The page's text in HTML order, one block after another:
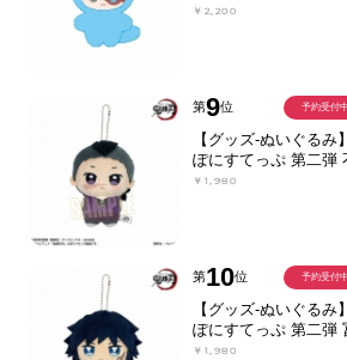
￥2,200
第9位
【グッズ-ぬいぐるみ
ぽにすてっぷ 第二弾
￥1,980
予約受付中
第10位
【グッズ-ぬいぐるみ
ぽにすてっぷ 第二弾
￥1,980
予約受付中